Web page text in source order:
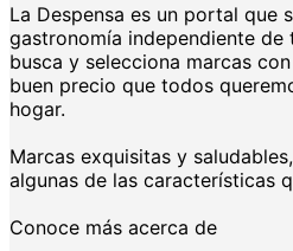
La Despensa es un portal que
gastronomía independiente de
busca y selecciona marcas
buen precio que todos
hogar.
Marcas exquisitas y
algunas de las características
Conoce más acerca de